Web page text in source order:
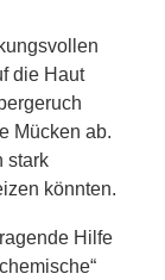
die Haut
Mücken ab.
stark
könnten.
Hilfe